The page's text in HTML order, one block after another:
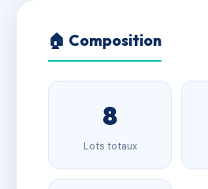
🏠 Composition
8
Lots totaux